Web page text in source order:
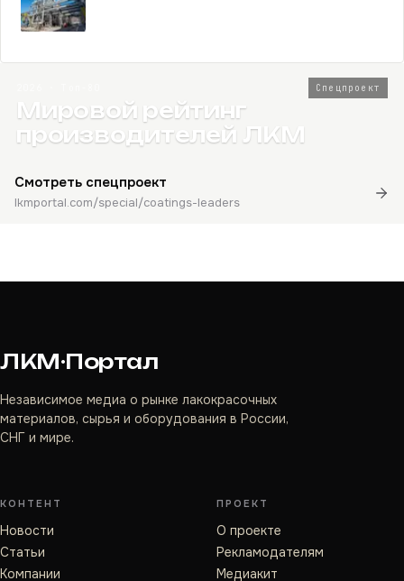
Спецпроект
Мировой рейтинг
производителей ЛКМ
Смотреть спецпроект
lkmportal.com/special/coatings-leaders
ЛКМ·Портал
Независимое медиа о рынке лакокрасочных
материалов, сырья и оборудования в России,
СНГ и мире.
КОНТЕНТ
Новости
Статьи
Компании
ПРОЕКТ
О проекте
Рекламодателям
Медиакит